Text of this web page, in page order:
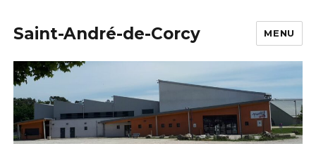
Saint-André-de-Corcy MENU